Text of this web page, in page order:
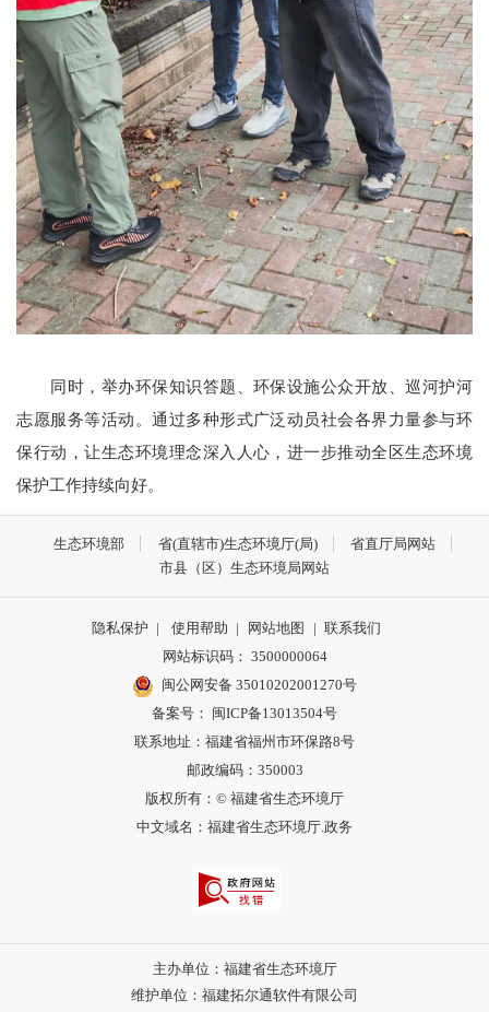
同时，举办环保知识答题、环保设施公众开放、巡河护河
志愿服务等活动。通过多种形式广泛动员社会各界力量参与环
保行动，让生态环境理念深入人心，进一步推动全区生态环境
保护工作持续向好。
生态环境部 省(直辖市)生态环境厅(局)
省直厅局网站
市县（区）生态环境局网站
隐私保护 | 使用帮助 | 网站地图 | 联系我们
网站标识码： 3500000064
闽公网安备 35010202001270号
备案号： 闽ICP备13013504号
联系地址：福建省福州市环保路8号
邮政编码：350003
版权所有：© 福建省生态环境厅
中文域名：福建省生态环境厅.政务
主办单位：福建省生态环境厅
维护单位：福建拓尔通软件有限公司